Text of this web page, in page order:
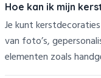
Hoe kan ik mijn
Je kunt
van foto’s,
elementen zoals